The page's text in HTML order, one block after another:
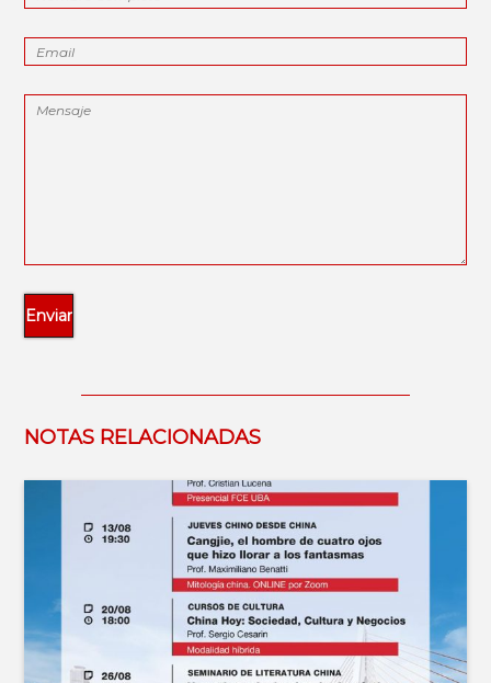
NOTAS RELACIONADAS